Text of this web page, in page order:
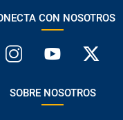
CON NOSOTROS
SOBRE NOSOTROS